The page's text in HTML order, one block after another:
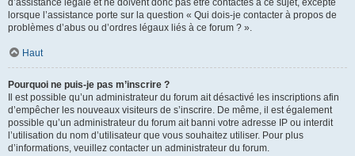
d’assistance légale et ne doivent donc pas être contactés à ce sujet, excepté
lorsque l’assistance porte sur la question « Qui dois-je contacter à propos de
problèmes d’abus ou d’ordres légaux liés à ce forum ? ».
Haut
Pourquoi ne puis-je pas m’inscrire ?
Il est possible qu’un administrateur du forum ait désactivé les inscriptions afin
d’empêcher les nouveaux visiteurs de s’inscrire. De même, il est également
possible qu’un administrateur du forum ait banni votre adresse IP ou interdit
l’utilisation du nom d’utilisateur que vous souhaitez utiliser. Pour plus
d’informations, veuillez contacter un administrateur du forum.